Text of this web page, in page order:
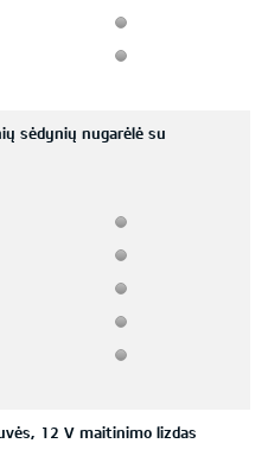
sėdynių nugarėlė su
12 V maitinimo lizdas